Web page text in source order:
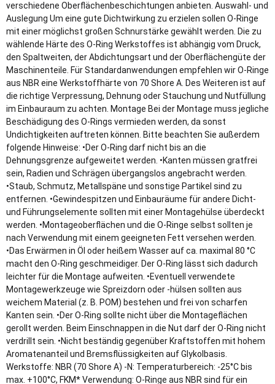
verschiedene Oberflächenbeschichtungen anbieten. Auswahl- und
Auslegung Um eine gute Dichtwirkung zu erzielen sollen O-Ringe
mit einer möglichst großen Schnurstärke gewählt werden. Die zu
wählende Härte des O-Ring Werkstoffes ist abhängig vom Druck,
den Spaltweiten, der Abdichtungsart und der Oberflächengüte der
Maschinenteile. Für Standardanwendungen empfehlen wir O-Ringe
aus NBR eine Werkstoffhärte von 70 Shore A. Des Weiteren ist auf
die richtige Verpressung, Dehnung oder Stauchung und Nutfüllung
im Einbauraum zu achten. Montage Bei der Montage muss jegliche
Beschädigung des O-Rings vermieden werden, da sonst
Undichtigkeiten auftreten können. Bitte beachten Sie außerdem
folgende Hinweise: •Der O-Ring darf nicht bis an die
Dehnungsgrenze aufgeweitet werden. •Kanten müssen gratfrei
sein, Radien und Schrägen übergangslos angebracht werden.
•Staub, Schmutz, Metallspäne und sonstige Partikel sind zu
entfernen. •Gewindespitzen und Einbauräume für andere Dicht-
und Führungselemente sollten mit einer Montagehülse überdeckt
werden. •Montageoberflächen und die O-Ringe selbst sollten je
nach Verwendung mit einem geeigneten Fett versehen werden.
•Das Erwärmen in Öl oder heißem Wasser auf ca. maximal 80 °C
macht den O-Ring geschmeidiger. Der O-Ring lässt sich dadurch
leichter für die Montage aufweiten. •Eventuell verwendete
Montagewerkzeuge wie Spreizdorn oder -hülsen sollten aus
weichem Material (z. B. POM) bestehen und frei von scharfen
Kanten sein. •Der O-Ring sollte nicht über die Montageflächen
gerollt werden. Beim Einschnappen in die Nut darf der O-Ring nicht
verdrillt sein. •Nicht beständig gegenüber Kraftstoffen mit hohem
Aromatenanteil und Bremsflüssigkeiten auf Glykolbasis.
Werkstoffe: NBR (70 Shore A) -N: Temperaturbereich: -25°C bis
max. +100°C, FKM* Verwendung: O-Ringe aus NBR sind für ein